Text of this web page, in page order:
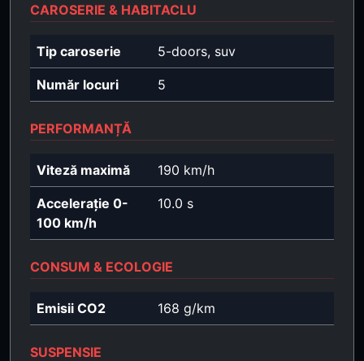
CAROSERIE & HABITACLU
Tip caroserie 5-doors, suv
Număr locuri 5
PERFORMANȚĂ
Viteză maximă 190 km/h
Accelerație 0-
100 km/h
10.0 s
CONSUM & ECOLOGIE
Emisii CO2 168 g/km
SUSPENSIE